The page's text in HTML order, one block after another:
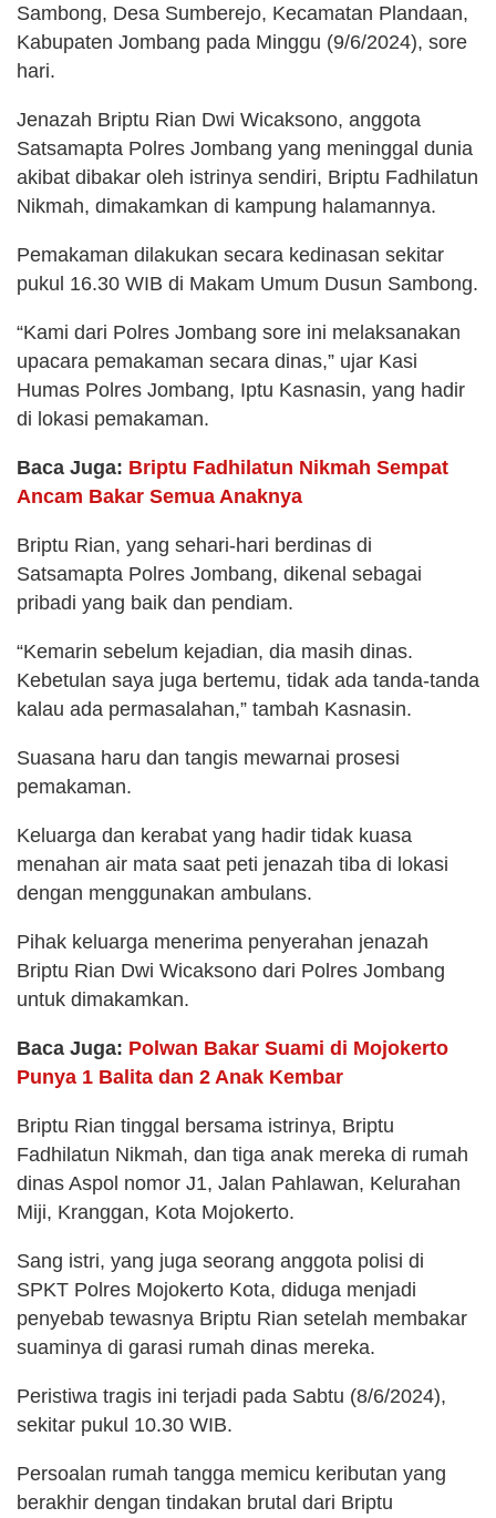
Sambong, Desa Sumberejo, Kecamatan Plandaan,
Kabupaten Jombang pada Minggu (9/6/2024), sore
hari.
Jenazah Briptu Rian Dwi Wicaksono, anggota
Satsamapta Polres Jombang yang meninggal dunia
akibat dibakar oleh istrinya sendiri, Briptu Fadhilatun
Nikmah, dimakamkan di kampung halamannya.
Pemakaman dilakukan secara kedinasan sekitar
pukul 16.30 WIB di Makam Umum Dusun Sambong.
“Kami dari Polres Jombang sore ini melaksanakan
upacara pemakaman secara dinas,” ujar Kasi
Humas Polres Jombang, Iptu Kasnasin, yang hadir
di lokasi pemakaman.
Baca Juga: Briptu Fadhilatun Nikmah Sempat
Ancam Bakar Semua Anaknya
Briptu Rian, yang sehari-hari berdinas di
Satsamapta Polres Jombang, dikenal sebagai
pribadi yang baik dan pendiam.
“Kemarin sebelum kejadian, dia masih dinas.
Kebetulan saya juga bertemu, tidak ada tanda-tanda
kalau ada permasalahan,” tambah Kasnasin.
Suasana haru dan tangis mewarnai prosesi
pemakaman.
Keluarga dan kerabat yang hadir tidak kuasa
menahan air mata saat peti jenazah tiba di lokasi
dengan menggunakan ambulans.
Pihak keluarga menerima penyerahan jenazah
Briptu Rian Dwi Wicaksono dari Polres Jombang
untuk dimakamkan.
Baca Juga: Polwan Bakar Suami di Mojokerto
Punya 1 Balita dan 2 Anak Kembar
Briptu Rian tinggal bersama istrinya, Briptu
Fadhilatun Nikmah, dan tiga anak mereka di rumah
dinas Aspol nomor J1, Jalan Pahlawan, Kelurahan
Miji, Kranggan, Kota Mojokerto.
Sang istri, yang juga seorang anggota polisi di
SPKT Polres Mojokerto Kota, diduga menjadi
penyebab tewasnya Briptu Rian setelah membakar
suaminya di garasi rumah dinas mereka.
Peristiwa tragis ini terjadi pada Sabtu (8/6/2024),
sekitar pukul 10.30 WIB.
Persoalan rumah tangga memicu keributan yang
berakhir dengan tindakan brutal dari Briptu